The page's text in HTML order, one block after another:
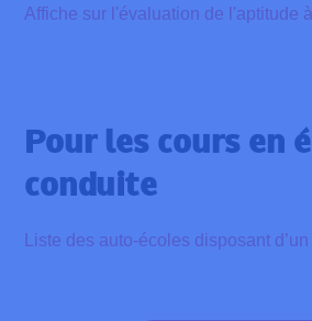
Affiche sur l'évaluation de l'aptitude
Pour les cours en
conduite
Liste des auto-écoles disposant